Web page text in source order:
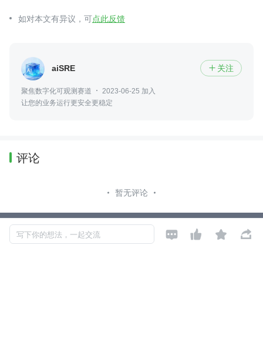
如对本文有异议，可点此反馈
aiSRE  关注
聚焦数字化可观测赛道
2023-06-25 加入
让您的业务运行更安全更稳定
评论
暂无评论
写下你的想法，一起交流    
Copyright © 2026, Geekbang Technology Ltd. All rights reserved. 极客邦控
股（北京）有限公司